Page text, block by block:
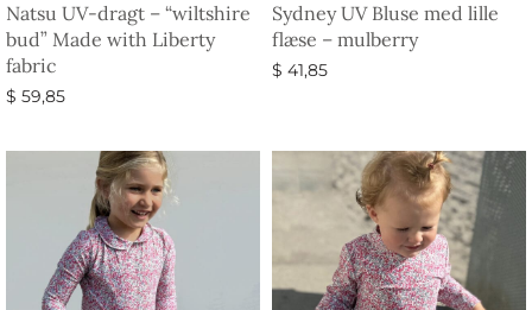
Natsu UV-dragt – “wiltshire
bud” Made with Liberty
fabric
$ 59,85
Sydney UV Bluse med lille
flæse – mulberry
$ 41,85